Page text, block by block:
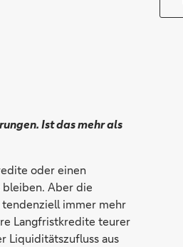
Ist das mehr als
oder einen
Aber die
tendenziell immer mehr
Langfristkredite teurer
Liquiditätszufluss aus